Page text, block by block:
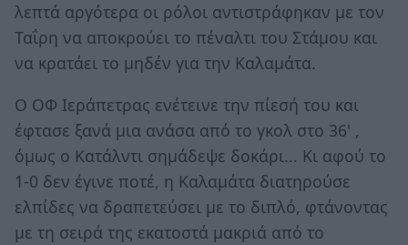
λεπτά αργότερα οι ρόλοι αντιστράφηκαν με τον
Ταΐρη να αποκρούει το πέναλτι του Στάμου και
να κρατάει το μηδέν για την Καλαμάτα.
Ο ΟΦ Ιεράπετρας ενέτεινε την πίεσή του και
έφτασε ξανά μια ανάσα από το γκολ στο 36' ,
όμως ο Κατάλντι σημάδεψε δοκάρι... Κι αφού το
1-0 δεν έγινε ποτέ, η Καλαμάτα διατηρούσε
ελπίδες να δραπετεύσει με το διπλό, φτάνοντας
με τη σειρά της εκατοστά μακριά από το